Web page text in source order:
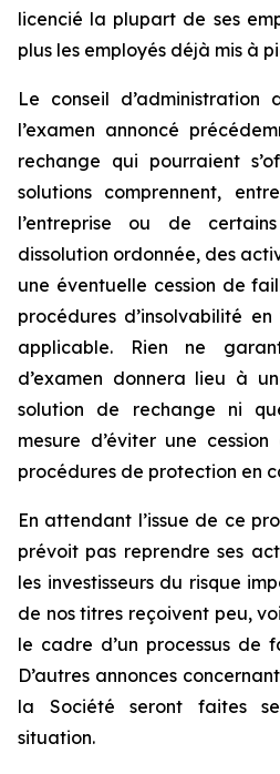
licencié la plupart de ses
plus les employés déjà mis à
Le conseil
l’examen annoncé
rechange qui pourraient
solutions comprennent,
l’entreprise ou de
dissolution ordonnée, des
une éventuelle cession de
procédures d’insolvabilité
applicable. Rien ne
d’examen donnera lieu à
solution de rechange ni
mesure d’éviter une
procédures de protection en
En attendant l’issue de ce
prévoit pas reprendre ses
les investisseurs du risque
de nos titres reçoivent peu,
le cadre d’un processus de
D’autres annonces
la Société seront faites
situation.